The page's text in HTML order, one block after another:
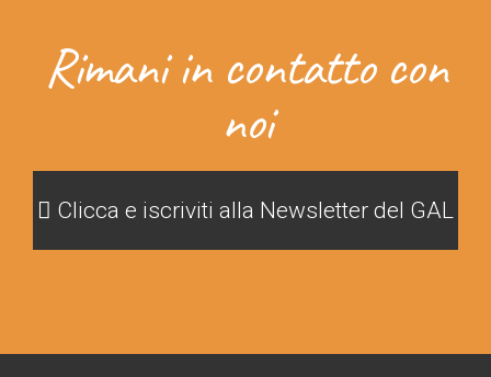
Rimani in contatto con
noi
Clicca e iscriviti alla Newsletter del GAL